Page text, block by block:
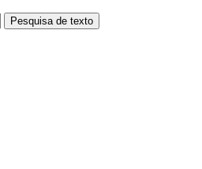
Pesquisa de texto